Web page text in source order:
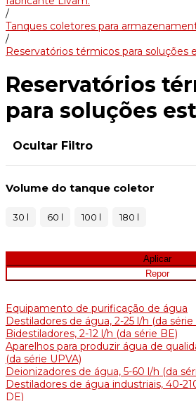
/
Tanques coletores para
/
Reservatórios térmicos para soluções
Reservatórios
para soluções
Ocultar Filtro
Volume do tanque coletor
30 l 60 l 100 l 180 l
Equipamento de purificação de água
Destiladores de água, 2-25 l/h (da série
Bidestiladores, 2-12 l/h (da série BE)
Aparelhos para produzir água de
(da série UPVA)
Deionizadores de água, 5-60 l/h (da
Destiladores de água industriais, 40-
DE)